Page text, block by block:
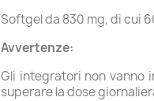
Softgel da 830 mg, di cui
Avvertenze:
Gli integratori non vanno
superare la dose